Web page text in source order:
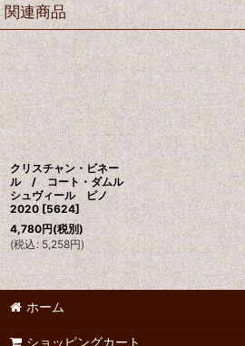
関連商品
クリスチャン・ビネー
ル / コート・ダムル
シュヴィール ピノ
2020 [5624]
4,780円(税別)
(税込 : 5,258円)
ホーム
ショッピングカート